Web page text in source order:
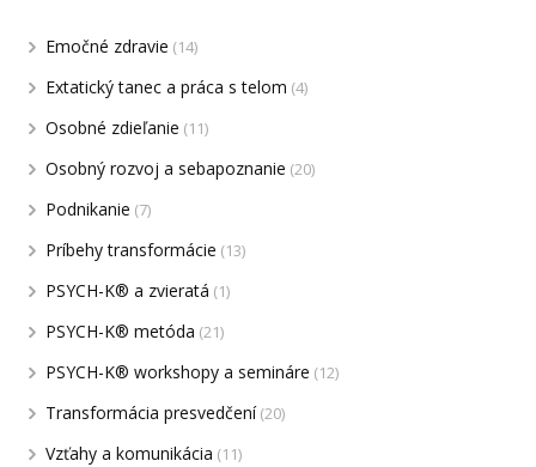
Emočné zdravie (14)
Extatický tanec a práca s telom (4)
Osobné zdieľanie (11)
Osobný rozvoj a sebapoznanie (20)
Podnikanie (7)
Príbehy transformácie (13)
PSYCH-K® a zvieratá (1)
PSYCH-K® metóda (21)
PSYCH-K® workshopy a semináre (12)
Transformácia presvedčení(20)
Vzťahy a komunikácia (11)